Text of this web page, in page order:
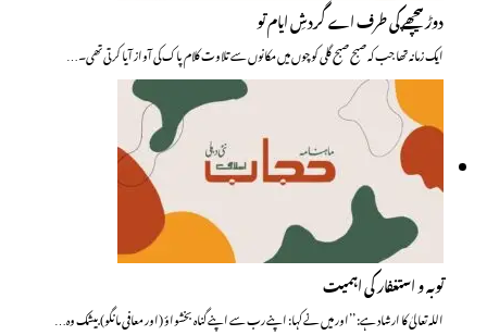
دوڑ پیچھے کی طرف اے گردشِ ایام تو
ایک زمانہ تھا جب کہ صبح صبح گلی کوچوں میں مکانوں سے تلاوت کلام پاک کی آواز آیا کرتی تھی۔…
توبہ و استغفار کی اہمیت
اللہ تعالیٰ کا ارشاد ہے: ’’اور میں نے کہا: اپنے رب سے اپنے گناہ بخشواؤ (اور معافی مانگو) بیشک وہ…